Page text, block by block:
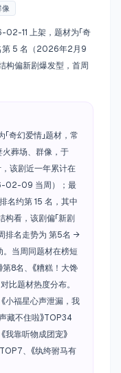
像
02-11 上架，题材为「奇
第 5 名（2026年2月9
构偏新剧爆发型，首周
奇幻爱情」题材，常
火葬场、群像，于
该剧近一年累计在
02-09 当周）；最
名约第 15 名，其中
看，该剧偏「新剧
排名走势为 第5名 →
当周同题材在榜短
第8名、《糟糕！大馋
比题材热度分布。
小福星心声泄漏，我
藏不住啦》TOP34
我靠听物成团宠》
、《纨绔驸马有